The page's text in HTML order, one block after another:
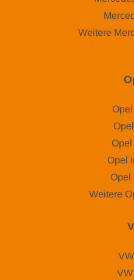
Weitere
Opel
Opel
Opel
Weitere